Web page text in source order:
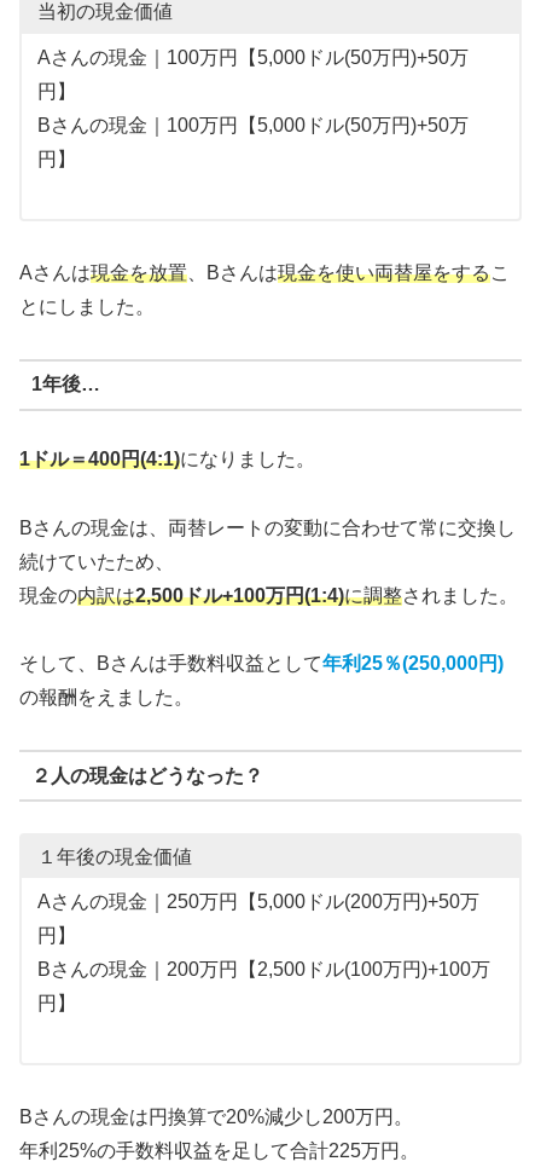
当初の現金価値
Aさんの現金｜100万円【5,000ドル(50万円)+50万
円】
Bさんの現金｜100万円【5,000ドル(50万円)+50万
円】
Aさんは現金を放置 、Bさんは現金を使い両替屋をするこ
とにしました。
1年後…
1ドル＝400円(4:1)になりました。
Bさんの現金は、両替レートの変動に合わせて常に交換し
続けていたため、
現金の内訳は2,500ドル+100万円(1:4)に調整されました。
そして、Bさんは手数料収益として年利25％(250,000円)
の報酬をえました。
２人の現金はどうなった？
１年後の現金価値
Aさんの現金｜250万円【5,000ドル(200万円)+50万
円】
Bさんの現金｜200万円【2,500ドル(100万円)+100万
円】
Bさんの現金は円換算で20%減少し200万円。
年利25%の手数料収益を足して合計225万円。